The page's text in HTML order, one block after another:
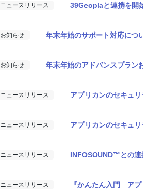
39Geoplaと連携を開
ニュースリリース
年末年始のサポート対応につ
お知らせ
年末年始のアドバンスプラン
お知らせ
アプリカンのセキュ
ニュースリリース
アプリカンのセキュ
ニュースリリース
INFOSOUND™との連
ニュースリリース
『かんたん入門 ア
ニュースリリース